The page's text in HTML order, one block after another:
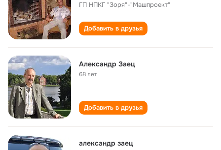
ГП НПКГ "Зоря"-"Машпроект"
Добавить в друзья
Александр Заец
68 лет
Добавить в друзья
александр заец